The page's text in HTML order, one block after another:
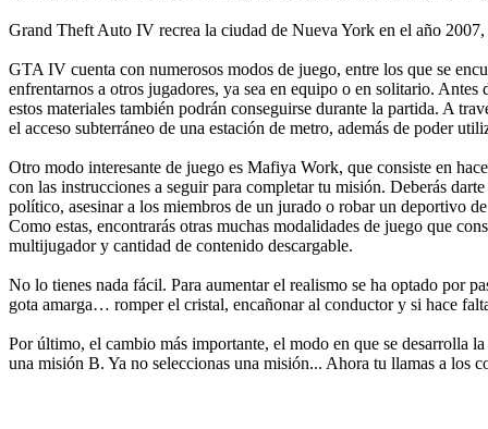
Grand Theft Auto IV recrea la ciudad de Nueva York en el año
GTA IV cuenta con numerosos modos de juego, entre los que se
enfrentarnos a otros jugadores, ya sea en equipo o en solitario.
estos materiales también podrán conseguirse durante la partida. A
el acceso subterráneo de una estación de metro, además de poder
Otro modo interesante de juego es Mafiya Work, que consiste en
con las instrucciones a seguir para completar tu misión. Deberás
político, asesinar a los miembros de un jurado o robar un deportivo
Como estas, encontrarás otras muchas modalidades de juego que
multijugador y cantidad de contenido descargable.
No lo tienes nada fácil. Para aumentar el realismo se ha optado por
gota amarga… romper el cristal, encañonar al conductor y si hace
Por último, el cambio más importante, el modo en que se desarrolla
una misión B. Ya no seleccionas una misión... Ahora tu llamas a los